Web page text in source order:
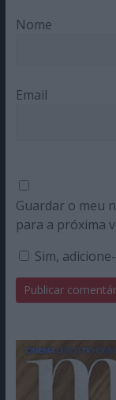
Nome
Email
Guardar o meu
para a próxima
Sim,